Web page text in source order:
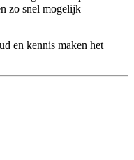
zo snel mogelijk
en kennis maken het